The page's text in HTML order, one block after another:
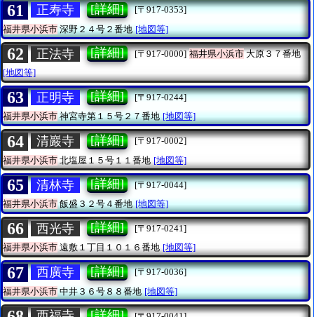
61 正寿寺 [詳細]
[〒917-0353]
福井県小浜市深野２４号２番地 [地図等]
62 正法寺 [詳細] [〒917-0000] 福井県小浜市大原３７番地
[地図等]
63 正明寺 [詳細]
[〒917-0244]
福井県小浜市神宮寺第１５号２７番地 [地図等]
64 清巖寺 [詳細]
[〒917-0002]
福井県小浜市 北塩屋１５号１１番地 [地図等]
65 清林寺 [詳細]
[〒917-0044]
福井県小浜市飯盛３２号４番地 [地図等]
66 西光寺 [詳細]
[〒917-0241]
福井県小浜市遠敷１丁目１０１６番地 [地図等]
67 西廣寺 [詳細]
[〒917-0036]
福井県小浜市中井３６号８８番地 [地図等]